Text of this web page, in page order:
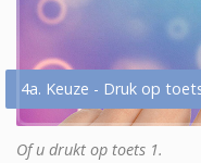
4a. Keuze - Druk op
Of u drukt op toets 1.